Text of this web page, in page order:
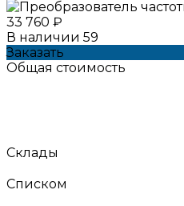
33 760 ₽
В наличии 59
Заказать
Общая стоимость
Склады
Списком